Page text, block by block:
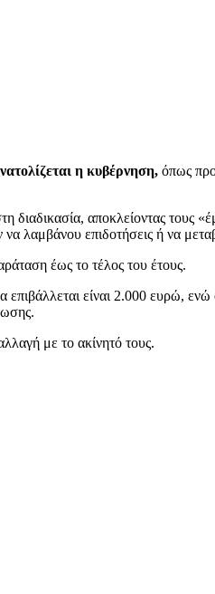
η κυβέρνηση, όπως
διαδικασία, αποκλείοντας
λαμβάνου επιδοτήσεις ή να
έως το τέλος του έτους.
είναι 2.000 ευρώ,
με το ακίνητό τους.